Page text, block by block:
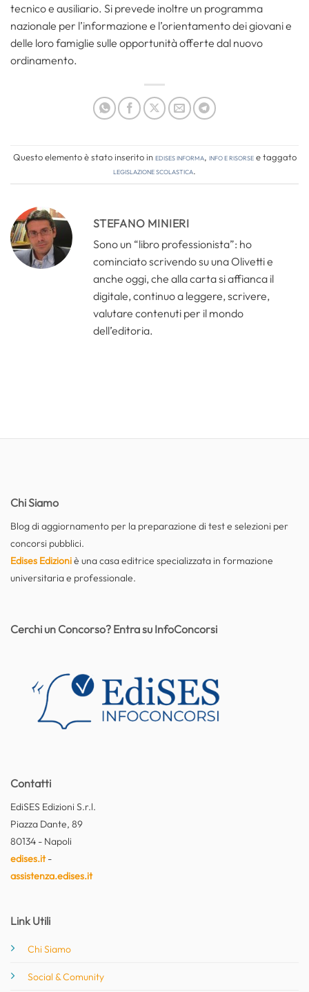
tecnico e ausiliario. Si prevede inoltre un programma
nazionale per l’informazione e l’orientamento dei giovani e
delle loro famiglie sulle opportunità offerte dal nuovo
ordinamento.
Questo elemento è stato inserito inEdises informa, Info e risorsee taggato
legislazione scolastica.
STEFANO MINIERI
Sono un “libro professionista”: ho
cominciato scrivendo su una Olivetti e
anche oggi, che alla carta si affianca il
digitale, continuo a leggere, scrivere,
valutare contenuti per il mondo
dell’editoria.
Chi Siamo
Blog di aggiornamento per la preparazione di test e selezioni per
concorsi pubblici.
Edises Edizioniè una casa editrice specializzata in formazione
universitaria e professionale.
Contatti
EdiSES Edizioni S.r.l.
Piazza Dante, 89
80134 - Napoli
edises.it-
assistenza.edises.it
Link Utili
Chi Siamo
Social & Comunity
Cerchi un Concorso? Entra su InfoConcorsi